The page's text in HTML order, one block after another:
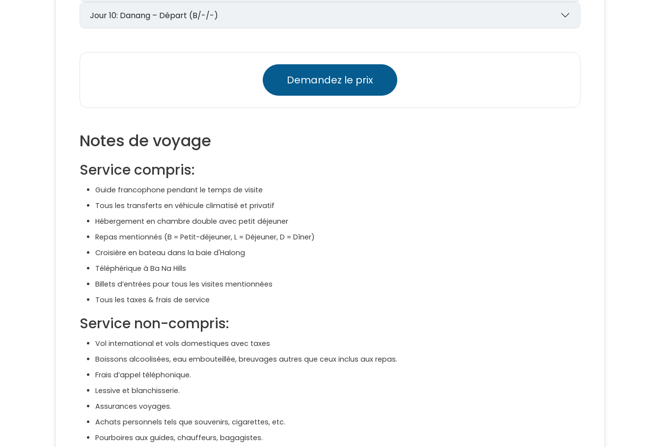
Jour 10: Danang – Départ (B/-/-)
Demandez le prix
Notes de voyage
Service compris:
Guide francophone pendant le temps de visite
Tous les transferts en véhicule climatisé et privatif
Hébergement en chambre double avec petit déjeuner
Repas mentionnés (B = Petit-déjeuner, L = Déjeuner, D = Dîner)
Croisière en bateau dans la baie d'Halong
Téléphérique à Ba Na Hills
Billets d’entrées pour tous les visites mentionnées
Tous les taxes & frais de service
Service non-compris:
Vol international et vols domestiques avec taxes
Boissons alcoolisées, eau embouteillée, breuvages autres que ceux inclus aux repas.
Frais d’appel téléphonique.
Lessive et blanchisserie.
Assurances voyages.
Achats personnels tels que souvenirs, cigarettes, etc.
Pourboires aux guides, chauffeurs, bagagistes.